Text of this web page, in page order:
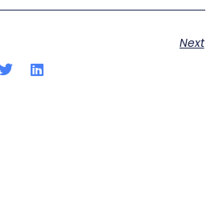
Next